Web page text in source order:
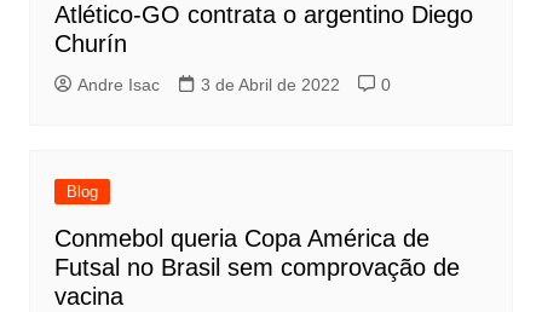
Atlético-GO contrata o argentino Diego
Churín
Andre Isac 3 de Abril de 2022 0
Blog
Conmebol queria Copa América de
Futsal no Brasil sem comprovação de
vacina